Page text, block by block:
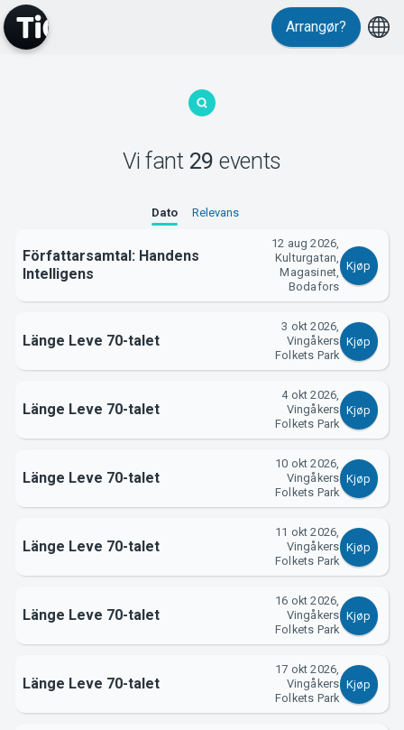
MyTickster
Support
Om Tickster
Arrangør?
Vi fant 29 events
Dato Relevans
Författarsamtal: Handens
Intelligens
12 aug 2026,
Kulturgatan,
Magasinet,
Bodafors
Kjøp
Länge Leve 70-talet
3 okt 2026,
Vingåkers
Folkets Park
Kjøp
Länge Leve 70-talet
4 okt 2026,
Vingåkers
Folkets Park
Kjøp
Länge Leve 70-talet
10 okt 2026,
Vingåkers
Folkets Park
Kjøp
Länge Leve 70-talet
11 okt 2026,
Vingåkers
Folkets Park
Kjøp
Länge Leve 70-talet
16 okt 2026,
Vingåkers
Folkets Park
Kjøp
Länge Leve 70-talet
17 okt 2026,
Vingåkers
Folkets Park
Kjøp